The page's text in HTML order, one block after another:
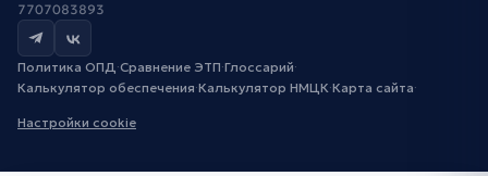
7707083893
Политика ОПД·Сравнение ЭТП·Глоссарий·
Калькулятор обеспечения·Калькулятор НМЦК·Карта сайта·
Настройки cookie